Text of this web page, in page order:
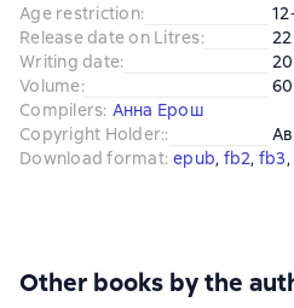
Age restriction:
Release date on Litres:
Writing date:
Volume:
Compilers: Анна Ерош
Copyright Holder::
Download format: epub, fb2, fb3,
Other books by the